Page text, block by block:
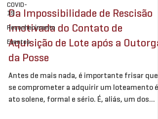
COVID-
19
Reconhecimento
Eventos
Da Impossibilidade de Rescisão
Imotivada do Contato de
Aquisição de Lote após a Outorga
da Posse
Antes de mais nada, é importante frisar que
se comprometer a adquirir um loteamento é
ato solene, formal e sério. É, aliás, um dos